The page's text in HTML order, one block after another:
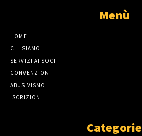
Menù
HOME
CHI SIAMO
SERVIZI AI SOCI
CONVENZIONI
ABUSIVISMO
ISCRIZIONI
Categorie